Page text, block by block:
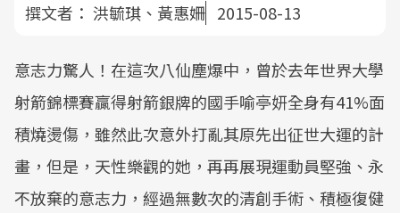
撰文者： 洪毓琪、黃惠姍 2015-08-13
意志力驚人！在這次八仙塵爆中，曾於去年世界大學
射箭錦標賽贏得射箭銀牌的國手喻亭妍全身有41%面
積燒燙傷，雖然此次意外打亂其原先出征世大運的計
畫，但是，天性樂觀的她，再再展現運動員堅強、永
不放棄的意志力，經過無數次的清創手術、積極復健